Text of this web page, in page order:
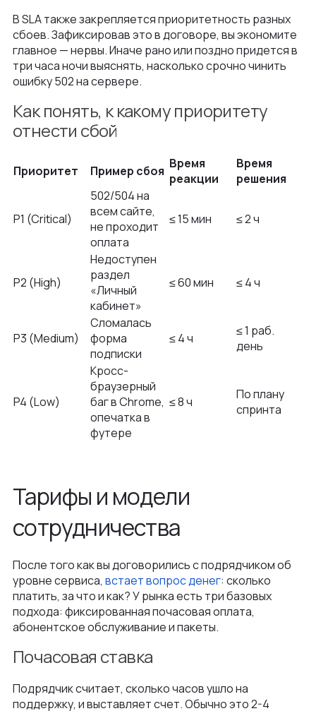
В SLA также закрепляется приоритетность разных
сбоев. Зафиксировав это в договоре, вы экономите
главное — нервы. Иначе рано или поздно придется в
три часа ночи выяснять, насколько срочно чинить
ошибку 502 на сервере.
Как понять, к какому приоритету
отнести сбой
Приоритет Пример сбоя Время
реакции
Время
решения
P1 (Critical)
502/504 на
всем сайте,
не проходит
оплата
≤ 15 мин ≤ 2 ч
P2 (High)
Недоступен
раздел
«Личный
кабинет»
≤ 60 мин ≤ 4 ч
P3 (Medium)
Сломалась
форма
подписки
≤ 4 ч
≤ 1 раб.
день
P4 (Low)
Кросс-
браузерный
баг в Chrome,
опечатка в
футере
≤ 8 ч
По плану
спринта
Тарифы и модели
сотрудничества
После того как вы договорились с подрядчиком об
уровне сервиса, встает вопрос денег: сколько
платить, за что и как? У рынка есть три базовых
подхода: фиксированная почасовая оплата,
абонентское обслуживание и пакеты.
Почасовая ставка
Подрядчик считает, сколько часов ушло на
поддержку, и выставляет счет. Обычно это 2-4